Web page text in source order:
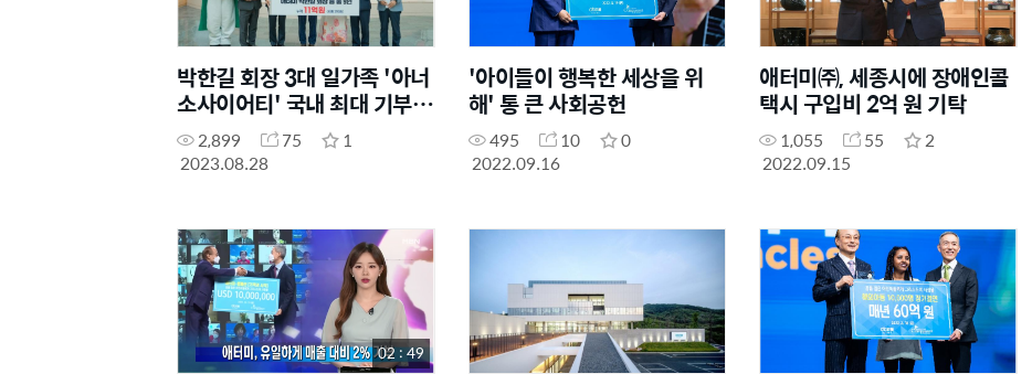
박한길 회장 3대 일가족 '아너
소사이어티' 국내 최대 기부액
기록2,899 75
1
2023.08.28
'아이들이 행복한 세상을 위
해' 통 큰 사회공헌
495 10
0
2022.09.16
애터미㈜, 세종시에 장애인콜
택시 구입비 2억 원 기탁
1,055 55
2
2022.09.15
02 : 49